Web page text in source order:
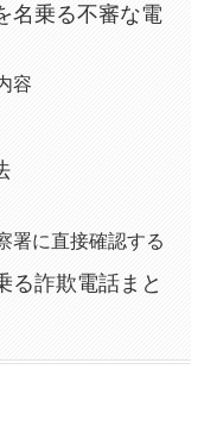
名乗る不審な電
容
署に直接確認する
る詐欺電話まと